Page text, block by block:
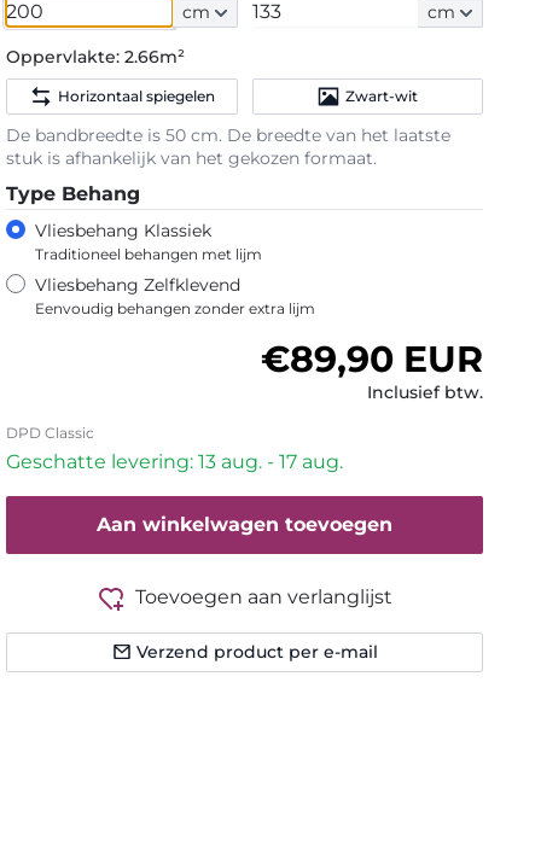
cm
cm
Oppervlakte:2.66m²
Horizontaal spiegelen Zwart-wit
De bandbreedte is 50 cm. De breedte van het laatste
stuk is afhankelijk van het gekozen formaat.
Type Behang
Vliesbehang Klassiek
Traditioneel behangen met lijm
Vliesbehang Zelfklevend
Eenvoudig behangen zonder extra lijm
Normale prijs
€89,90 EUR
Inclusief btw.
DPD Classic
Geschatte levering: 13 aug. - 17 aug.
Aan winkelwagen toevoegen
Toevoegen aan verlanglijst
Verzend product per e-mail